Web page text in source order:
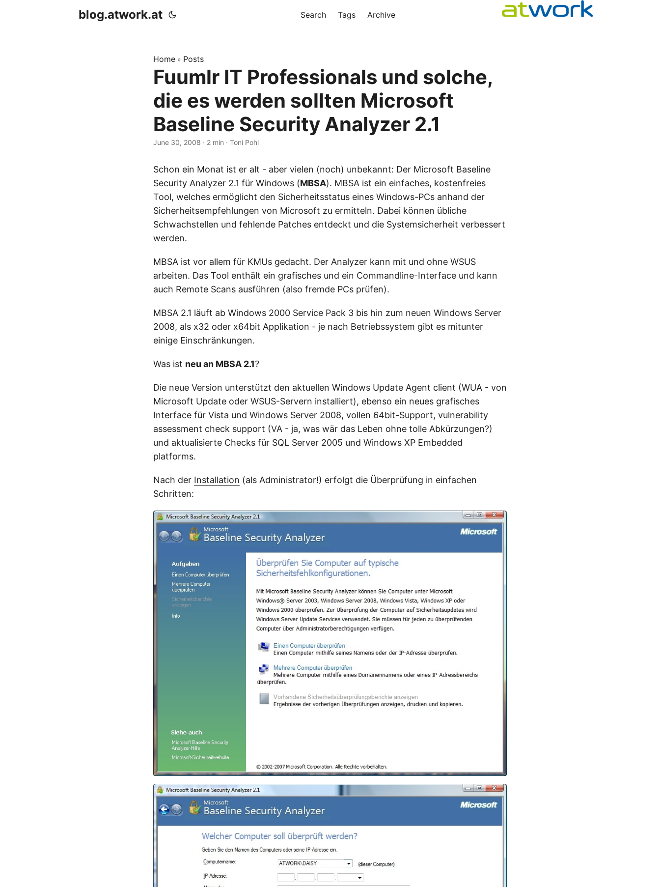
blog.atwork.at Search Tags Archive
Home » Posts
Fuumlr IT Professionals und solche,
die es werden sollten Microsoft
Baseline Security Analyzer 2.1
June 30, 2008 · 2 min · Toni Pohl
Schon ein Monat ist er alt - aber vielen (noch) unbekannt: Der Microsoft Baseline
Security Analyzer 2.1 für Windows (MBSA). MBSA ist ein einfaches, kostenfreies
Tool, welches ermöglicht den Sicherheitsstatus eines Windows-PCs anhand der
Sicherheitsempfehlungen von Microsoft zu ermitteln. Dabei können übliche
Schwachstellen und fehlende Patches entdeckt und die Systemsicherheit verbessert
werden.
MBSA ist vor allem für KMUs gedacht. Der Analyzer kann mit und ohne WSUS
arbeiten. Das Tool enthält ein grafisches und ein Commandline-Interface und kann
auch Remote Scans ausführen (also fremde PCs prüfen).
MBSA 2.1 läuft ab Windows 2000 Service Pack 3 bis hin zum neuen Windows Server
2008, als x32 oder x64bit Applikation - je nach Betriebssystem gibt es mitunter
einige Einschränkungen.
Was ist neu an MBSA 2.1?
Die neue Version unterstützt den aktuellen Windows Update Agent client (WUA - von
Microsoft Update oder WSUS-Servern installiert), ebenso ein neues grafisches
Interface für Vista und Windows Server 2008, vollen 64bit-Support, vulnerability
assessment check support (VA - ja, was wär das Leben ohne tolle Abkürzungen?)
und aktualisierte Checks für SQL Server 2005 und Windows XP Embedded
platforms.
Nach der Installation (als Administrator!) erfolgt die Überprüfung in einfachen
Schritten: